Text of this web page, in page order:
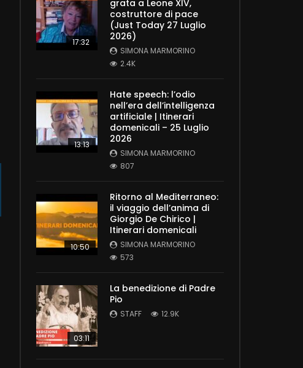
17:32
grata a Leone XIV,
costruttore di pace
(Just Today 27 Luglio
2026)
SIMONA MARMORINO
2.4K
13:13
Hate speech: l’odio
nell’era dell’intelligenza
artificiale | Itinerari
domenicali – 25 Luglio
2026
SIMONA MARMORINO
807
10:50
Ritorno al Mediterraneo:
il viaggio dell’anima di
Giorgio De Chirico |
Itinerari domenicali
SIMONA MARMORINO
573
03:11
La benedizione di Padre
Pio
STAFF 12.9K